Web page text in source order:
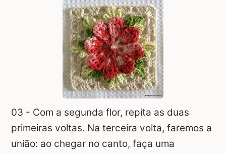
03 - Com a segunda flor, repita as duas
primeiras voltas. Na terceira volta, faremos a
união: ao chegar no canto, faça uma